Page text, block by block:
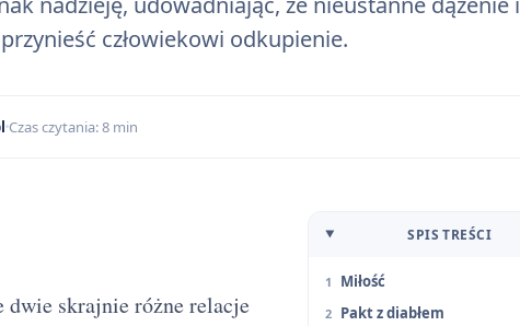
człowiekowi odkupienie.
Czas czytania: 8 min
SPIS TREŚCI
Miłość
Pakt z diabłem
dwie skrajnie różne relacje